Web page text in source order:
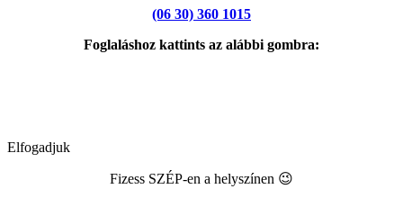
(06 30) 360 1015
Foglaláshoz kattints az alábbi gombra:
Elfogadjuk
Fizess SZÉP-en a helyszínen 😉